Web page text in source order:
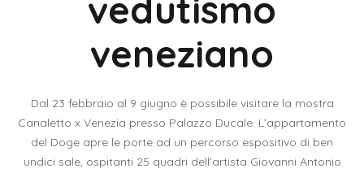
vedutismo
veneziano
Dal 23 febbraio al 9 giugno è possibile visitare la mostra
Canaletto x Venezia presso Palazzo Ducale. L’appartamento
del Doge apre le porte ad un percorso espositivo di ben
undici sale, ospitanti 25 quadri dell’artista Giovanni Antonio